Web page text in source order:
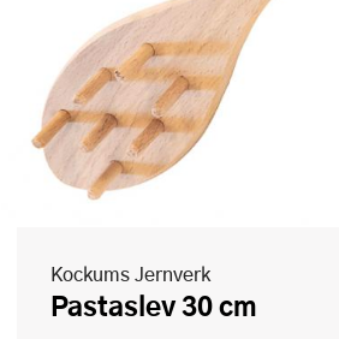
Kockums Jernverk
Pastaslev 30 cm